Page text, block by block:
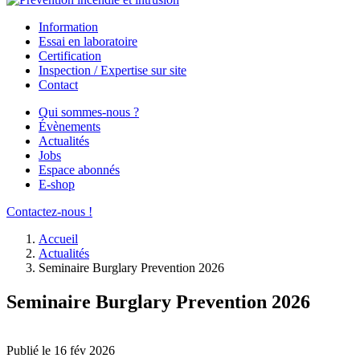
Information
Essai en laboratoire
Certification
Inspection / Expertise sur site
Contact
Qui sommes-nous ?
Évènements
Actualités
Jobs
Espace abonnés
E-shop
Contactez-nous !
Accueil
Actualités
Seminaire Burglary Prevention 2026
Seminaire Burglary Prevention 2026
Publié le 16 fév 2026